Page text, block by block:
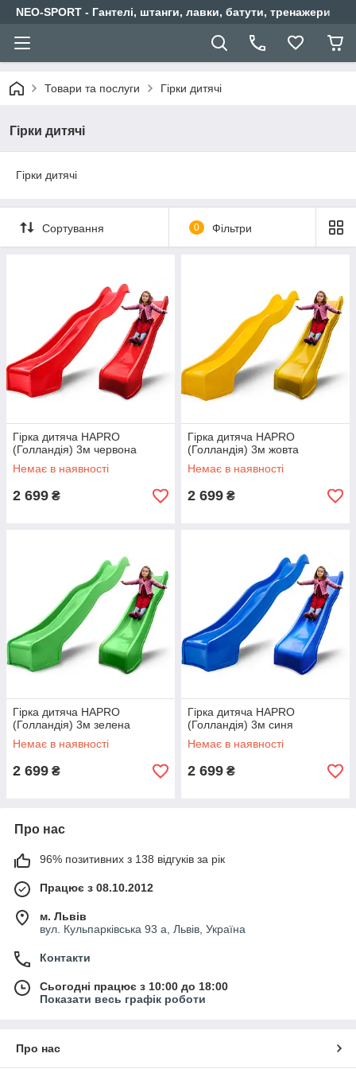
NEO-SPORT - Гантелі, штанги, лавки, батути, тренажери
Товари та послуги Гірки дитячі
Гірки дитячі
Гірки дитячі
Сортування 0 Фільтри
Гірка дитяча HAPRO
(Голландія) 3м червона
Немає в наявності
2 699 ₴
Гірка дитяча HAPRO
(Голландія) 3м жовта
Немає в наявності
2 699 ₴
Гірка дитяча HAPRO
(Голландія) 3м зелена
Немає в наявності
2 699 ₴
Гірка дитяча HAPRO
(Голландія) 3м синя
Немає в наявності
2 699 ₴
Про нас
96% позитивних з 138 відгуків за рік
Працює з 08.10.2012
м. Львів
вул. Кульпарківська 93 а, Львів, Україна
Контакти
Сьогодні працює з 10:00 до 18:00
Показати весь графік роботи
Про нас